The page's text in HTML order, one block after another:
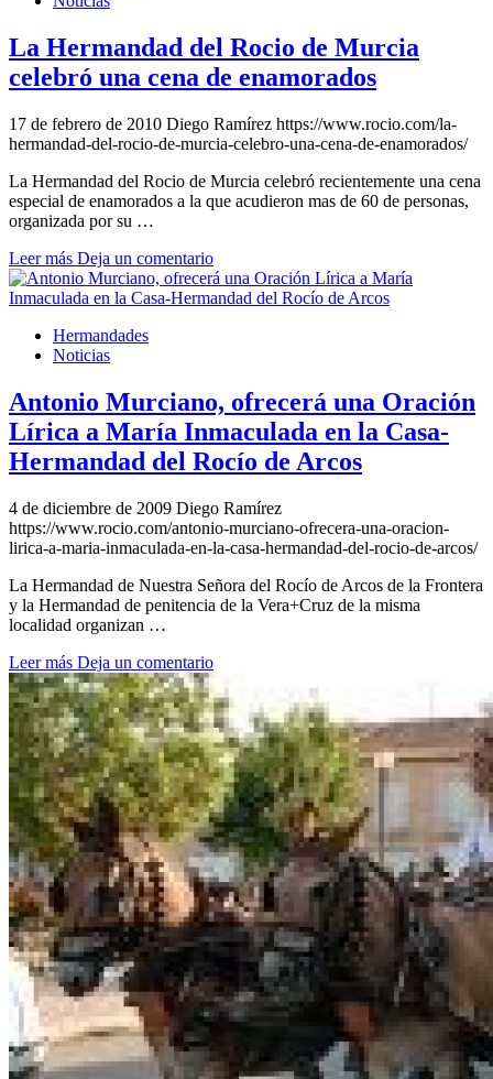
La Hermandad del Rocio de Murcia
celebró una cena de enamorados
17 de febrero de 2010 Diego Ramírez https://www.rocio.com/la-
hermandad-del-rocio-de-murcia-celebro-una-cena-de-enamorados/
La Hermandad del Rocio de Murcia celebró recientemente una cena
especial de enamorados a la que acudieron mas de 60 de personas,
organizada por su …
Leer más Deja un comentario
Hermandades
Noticias
Antonio Murciano, ofrecerá una Oración
Lírica a María Inmaculada en la Casa-
Hermandad del Rocío de Arcos
4 de diciembre de 2009 Diego Ramírez
https://www.rocio.com/antonio-murciano-ofrecera-una-oracion-
lirica-a-maria-inmaculada-en-la-casa-hermandad-del-rocio-de-arcos/
La Hermandad de Nuestra Señora del Rocío de Arcos de la Frontera
y la Hermandad de penitencia de la Vera+Cruz de la misma
localidad organizan …
Leer más Deja un comentario